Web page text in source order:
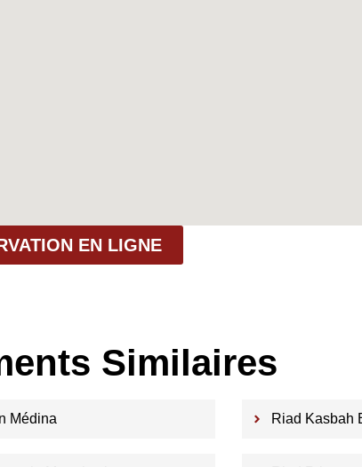
EN LIGNE
Similaires
Médina Riad Kasbah